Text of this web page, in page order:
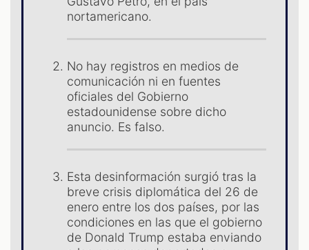
nortamericano.
No hay registros en medios de
comunicación ni en fuentes
oficiales del Gobierno
estadounidense sobre dicho
anuncio. Es falso.
Esta desinformación surgió tras la
breve crisis diplomática del 26 de
enero entre los dos países, por las
condiciones en las que el gobierno
de Donald Trump estaba enviando